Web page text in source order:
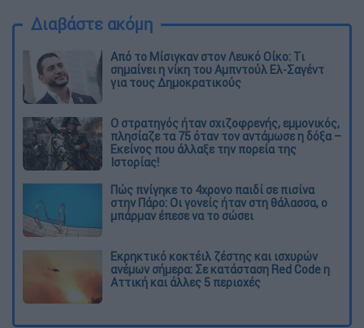
Διαβάστε ακόμη
Από το Μίσιγκαν στον Λευκό Οίκο: Τι
σημαίνει η νίκη του Αμπντούλ Ελ-Σαγέντ
για τους Δημοκρατικούς
O στρατηγός ήταν σχιζοφρενής, εμμονικός,
πλησίαζε τα 75 όταν τον αντάμωσε η δόξα –
Εκείνος που άλλαξε την πορεία της
Ιστορίας!
Πώς πνίγηκε το 4χρονο παιδί σε πισίνα
στην Πάρο: Οι γονείς ήταν στη θάλασσα, ο
μπάρμαν έπεσε να το σώσει
Εκρηκτικό κοκτέιλ ζέστης και ισχυρών
ανέμων σήμερα: Σε κατάσταση Red Code η
Αττική και άλλες 5 περιοχές